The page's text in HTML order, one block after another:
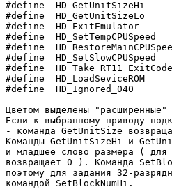
#define  HD_GetUnitSizeHi
#define  HD_GetUnitSizeLo
#define  HD_ExitEmulator
#define  HD_SetTempCPUSpeed
#define
#define  HD_SetSlowCPUSpeed
#define
#define  HD_LoadSeviceROM
#define  HD_Ignored_040
Цветом выделены
Если к выбранному приводу
- команда GetUnitSize
Команды GetUnitSizeHi и
и младшее слово размера (
возвращает 0 ). Команда
поэтому для задания 32-
командой SetBlockNumHi.